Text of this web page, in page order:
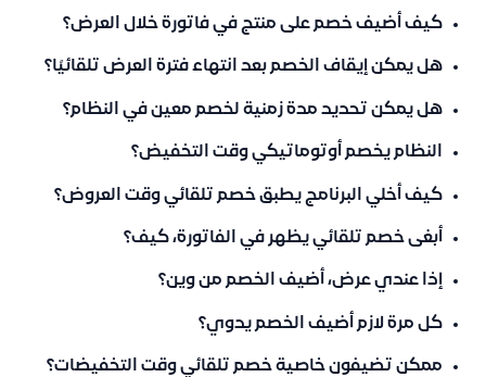
كيف أضيف خصم على منتج في فاتورة خلال العرض؟
هل يمكن إيقاف الخصم بعد انتهاء فترة العرض تلقائيًا؟
هل يمكن تحديد مدة زمنية لخصم معين في النظام؟
النظام يخصم أوتوماتيكي وقت التخفيض؟
كيف أخلي البرنامج يطبق خصم تلقائي وقت العروض؟
أبغى خصم تلقائي يظهر في الفاتورة، كيف؟
إذا عندي عرض، أضيف الخصم من وين؟
كل مرة لازم أضيف الخصم يدوي؟
ممكن تضيفون خاصية خصم تلقائي وقت التخفيضات؟